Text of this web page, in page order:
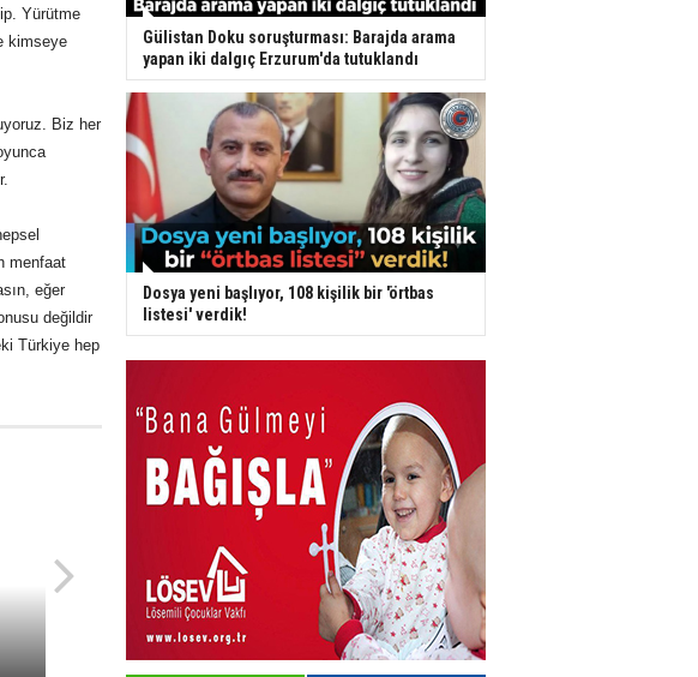
Yürütme
kimseye
Biz her
menfaat
eğer
değildir
Türkiye hep
Gülistan Doku soruşturması: Barajda arama
yapan iki dalgıç Erzurum'da tutuklandı
Dosya yeni başlıyor, 108 kişilik bir 'örtbas
listesi' verdik!